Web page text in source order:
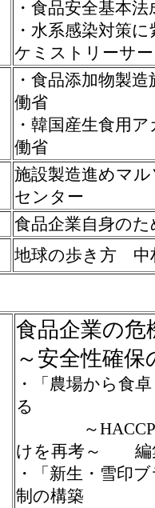
・食品安全基本法
・水系感染対策
ケミストリーサ
・食品添加物製
働省
・韓国産生食用
働省
施設製造進めマ
センター
食品企業自身の
地球の歩き方 中
食品企業の危
～安全性確
・「農場から食
る
～HACCPに
けを再考～ 編
・「新生・雪印
制の構築